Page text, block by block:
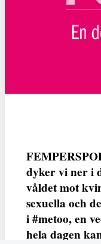
dyker vi ner i
våldet mot
sexuella och
i #metoo, en
hela dagen